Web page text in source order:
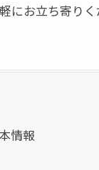
にお立ち寄り
情報